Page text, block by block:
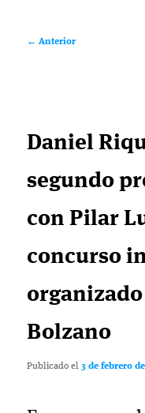
Navegación
← Anterior
Daniel
segundo
con Pilar
concurso
organizado
Bolzano
Publicado el3 de febrero